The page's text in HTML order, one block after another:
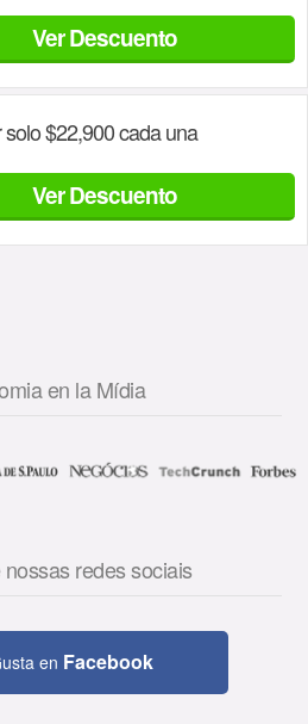
Ver Descuento
$22,900 cada una
Ver Descuento
en la Mídia
redes sociais
en Facebook